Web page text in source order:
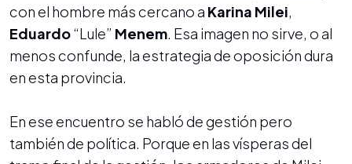
con el hombre más cercano a Karina Milei,
Eduardo“Lule” Menem. Esa imagen no sirve, o al
menos confunde, la estrategia de oposición dura
en esta provincia.
En ese encuentro se habló de gestión pero
también de política. Porque en las vísperas del